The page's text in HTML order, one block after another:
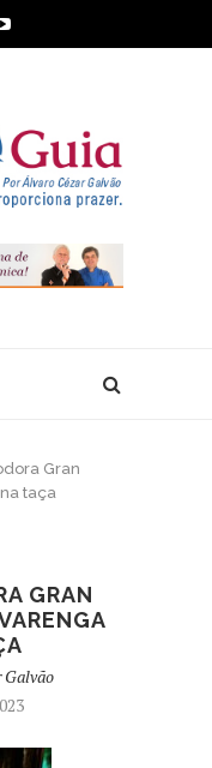
Gran
taça
GRAN
Galvão